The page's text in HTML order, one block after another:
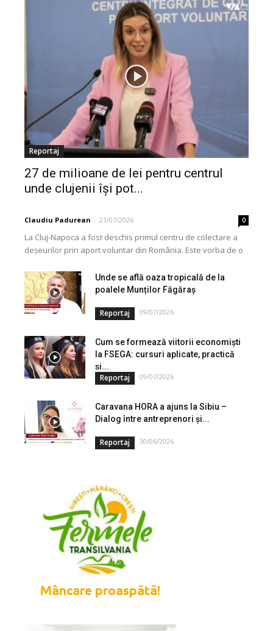
Reportaj
27 de milioane de lei pentru centrul
unde clujenii își pot...
Claudiu Padurean - 21/07/2026 0
La Cluj-Napoca a fost deschis primul centru de colectare a
deșeurilor prin aport voluntar din România. Este vorba de o
Unde se află oaza tropicală de la
poalele Munților Făgăraș
Reportaj 09/07/2026
Cum se formează viitorii economiști
la FSEGA: cursuri aplicate, practică
și...
Reportaj 09/07/2026
Caravana HORA a ajuns la Sibiu –
Dialog între antreprenori și...
Reportaj 30/06/2026